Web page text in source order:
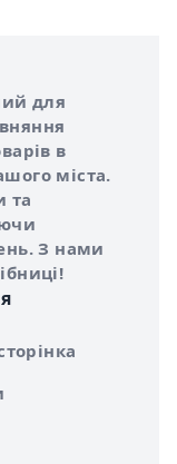
для
в
міста.
та
З нами